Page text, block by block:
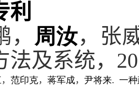
利
周汝，张
法及系统，
， 范印克， 蒋军成， 尹将来. 一